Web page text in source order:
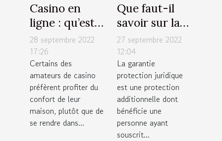
Casino en
ligne : qu’est-
ce qu’il faut
savoir sur les
techniques de
jeu ?
28 septembre 2022
17:26
Certains des
amateurs de casino
préfèrent profiter du
confort de leur
maison, plutôt que de
se rendre dans...
Que faut-il
savoir sur la
garantie
protection
juridique pour
votre
assurance
habitation ?
27 septembre 2022
12:04
La garantie
protection juridique
est une protection
additionnelle dont
bénéficie une
personne ayant
souscrit...